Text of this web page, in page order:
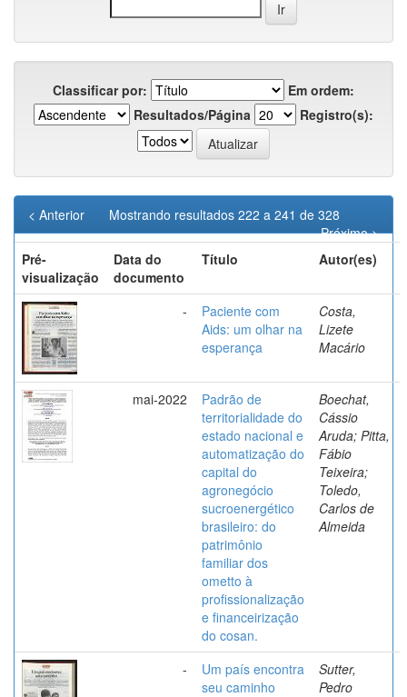
Classificar por:
Em ordem:
Resultados/Página
Registro(s):
Mostrando resultados 222 a 241 de 328
< Anterior
Próximo >
Pré-
visualização
Data do
documento
Título Autor(es)
-
Paciente com
Aids: um olhar na
esperança
Costa,
Lizete
Macário
mai-2022
Padrão de
territorialidade do
estado nacional e
automatização do
capital do
agronegócio
sucroenergético
brasileiro: do
patrimônio
familiar dos
ometto à
profissionalização
e financeirização
do cosan.
Boechat,
Cássio
Aruda; Pitta,
Fábio
Teixeira;
Toledo,
Carlos de
Almeida
-
Um país encontra
seu caminho
Sutter,
Pedro